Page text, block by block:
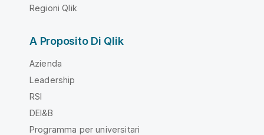
Regioni Qlik
A Proposito Di Qlik
Azienda
Leadership
RSI
DEI&B
Programma per universitari